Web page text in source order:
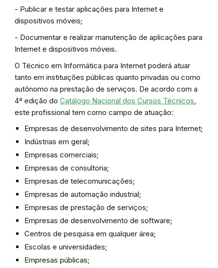
- Publicar e testar aplicações para Internet e
dispositivos móveis;
- Documentar e realizar manutenção de aplicações para
Internet e dispositivos móveis.
O Técnico em Informática para Internet poderá atuar
tanto em instituições públicas quanto privadas ou como
autônomo na prestação de serviços. De acordo com a
4ª edição do Catálogo Nacional dos Cursos Técnicos,
este profissional tem como campo de atuação:
Empresas de desenvolvimento de sites para Internet;
Indústrias em geral;
Empresas comerciais;
Empresas de consultoria;
Empresas de telecomunicações;
Empresas de automação industrial;
Empresas de prestação de serviços;
Empresas de desenvolvimento de software;
Centros de pesquisa em qualquer área;
Escolas e universidades;
Empresas públicas;